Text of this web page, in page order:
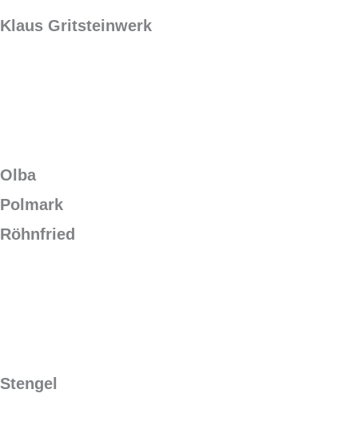
Klaus Gritsteinwerk
Olba
Polmark
Röhnfried
Stengel